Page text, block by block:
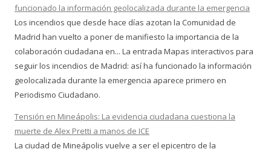
funcionado la información geolocalizada durante la emergencia
Los incendios que desde hace días azotan la Comunidad de
Madrid han vuelto a poner de manifiesto la importancia de la
colaboración ciudadana en... La entrada Mapas interactivos para
seguir los incendios de Madrid: así ha funcionado la información
geolocalizada durante la emergencia aparece primero en
Periodismo Ciudadano.
Tensión en Mineápolis: La evidencia ciudadana cuestiona la
muerte de Alex Pretti a manos de ICE
La ciudad de Mineápolis vuelve a ser el epicentro de la